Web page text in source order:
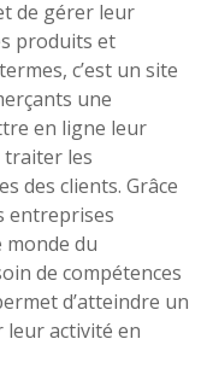
de gérer leur
produits et
c’est un site
une
en ligne leur
traiter les
des clients. Grâce
entreprises
du
de compétences
d’atteindre un
leur activité en